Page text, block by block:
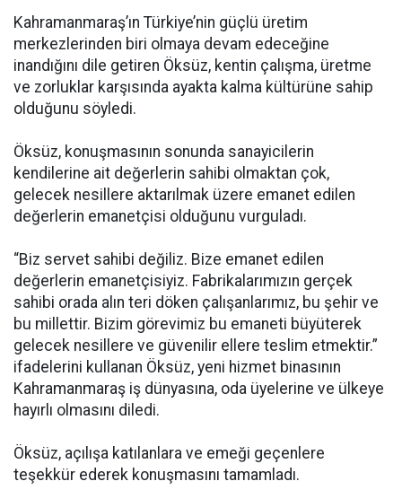
Kahramanmaraş’ın Türkiye’nin güçlü üretim
merkezlerinden biri olmaya devam edeceğine
inandığını dile getiren Öksüz, kentin çalışma, üretme
ve zorluklar karşısında ayakta kalma kültürüne sahip
olduğunu söyledi.
Öksüz, konuşmasının sonunda sanayicilerin
kendilerine ait değerlerin sahibi olmaktan çok,
gelecek nesillere aktarılmak üzere emanet edilen
değerlerin emanetçisi olduğunu vurguladı.
“Biz servet sahibi değiliz. Bize emanet edilen
değerlerin emanetçisiyiz. Fabrikalarımızın gerçek
sahibi orada alın teri döken çalışanlarımız, bu şehir ve
bu millettir. Bizim görevimiz bu emaneti büyüterek
gelecek nesillere ve güvenilir ellere teslim etmektir.”
ifadelerini kullanan Öksüz, yeni hizmet binasının
Kahramanmaraş iş dünyasına, oda üyelerine ve ülkeye
hayırlı olmasını diledi.
Öksüz, açılışa katılanlara ve emeği geçenlere
teşekkür ederek konuşmasını tamamladı.